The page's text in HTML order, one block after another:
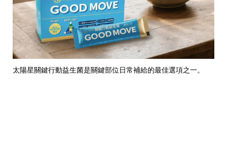
太陽星關鍵行動益生菌是關鍵部位日常補給的最佳選項之一。